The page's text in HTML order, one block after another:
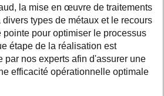
la mise en œuvre de traitements
types de métaux et le recours
pour optimiser le processus
étape de la réalisation est
par nos experts afin d'assurer une
efficacité opérationnelle optimale